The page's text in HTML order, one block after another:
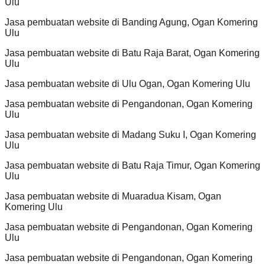
Jasa pembuatan website di Banding Agung, Ogan Komering
Ulu
Jasa pembuatan website di Batu Raja Barat, Ogan Komering
Ulu
Jasa pembuatan website di Ulu Ogan, Ogan Komering Ulu
Jasa pembuatan website di Pengandonan, Ogan Komering
Ulu
Jasa pembuatan website di Madang Suku I, Ogan Komering
Ulu
Jasa pembuatan website di Batu Raja Timur, Ogan Komering
Ulu
Jasa pembuatan website di Muaradua Kisam, Ogan
Komering Ulu
Jasa pembuatan website di Pengandonan, Ogan Komering
Ulu
Jasa pembuatan website di Pengandonan, Ogan Komering